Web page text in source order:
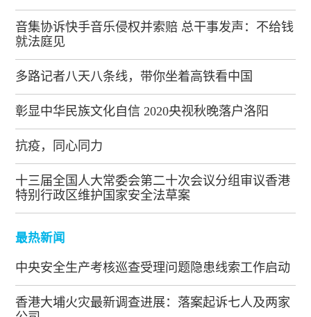
音集协诉快手音乐侵权并索赔 总干事发声：不给钱
就法庭见
多路记者八天八条线，带你坐着高铁看中国
彰显中华民族文化自信 2020央视秋晚落户洛阳
抗疫，同心同力
十三届全国人大常委会第二十次会议分组审议香港
特别行政区维护国家安全法草案
最热新闻
中央安全生产考核巡查受理问题隐患线索工作启动
香港大埔火灾最新调查进展：落案起诉七人及两家